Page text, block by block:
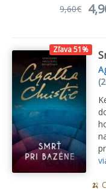
9,60€
Zľava 51%
🍌